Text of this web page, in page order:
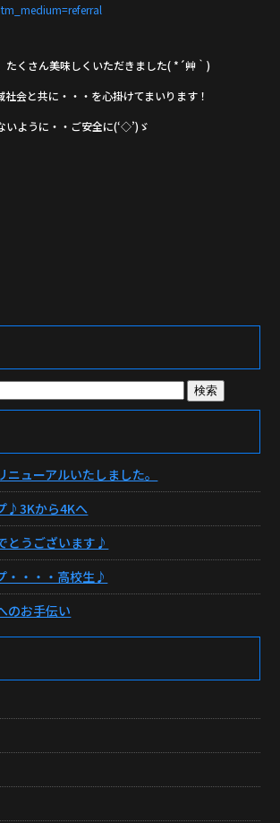
たくさん美味しくいただきました( *´艸｀)
会と共に・・・を心掛けてまいります！
いように・・ご安全に(‘◇’)ゞ
ューアルいたしました。
♪3Kから4Kへ
とうございます♪
・・・・高校生♪
のお手伝い